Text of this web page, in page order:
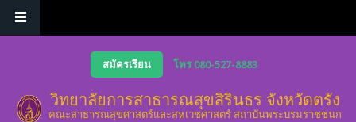
สมัครเรียน
โทร 080-527-8883
วิทยาลัยการสาธารณสุขสิรินธร จังหวัดตรัง
คณะสาธารณสุขศาสตร์และสหเวชศาสตร์ สถาบันพระบรมราชชนก